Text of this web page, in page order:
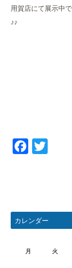
用賀店にて展示中
♪♪
カレンダー
月
火